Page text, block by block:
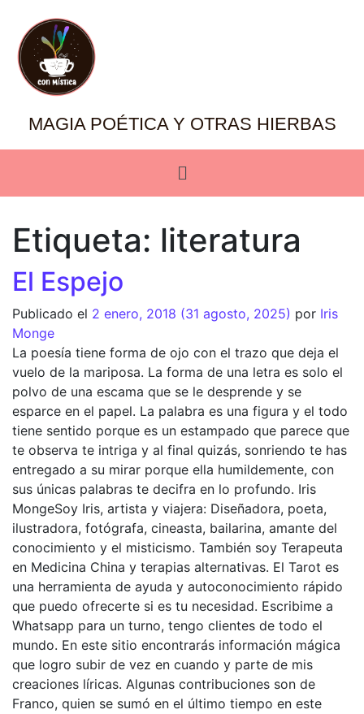
MAGIA POÉTICA Y OTRAS HIERBAS
Etiqueta: literatura
El Espejo
Publicado el 2 enero, 2018 (31 agosto, 2025) por Iris
Monge
La poesía tiene forma de ojo con el trazo que deja el
vuelo de la mariposa. La forma de una letra es solo el
polvo de una escama que se le desprende y se
esparce en el papel. La palabra es una figura y el todo
tiene sentido porque es un estampado que parece que
te observa te intriga y al final quizás, sonriendo te has
entregado a su mirar porque ella humildemente, con
sus únicas palabras te decifra en lo profundo. Iris
MongeSoy Iris, artista y viajera: Diseñadora, poeta,
ilustradora, fotógrafa, cineasta, bailarina, amante del
conocimiento y el misticismo. También soy Terapeuta
en Medicina China y terapias alternativas. El Tarot es
una herramienta de ayuda y autoconocimiento rápido
que puedo ofrecerte si es tu necesidad. Escribime a
Whatsapp para un turno, tengo clientes de todo el
mundo. En este sitio encontrarás información mágica
que logro subir de vez en cuando y parte de mis
creaciones líricas. Algunas contribuciones son de
Franco, quien se sumó en el último tiempo en este